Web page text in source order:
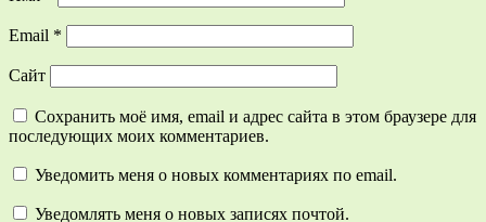
Email *
Сайт
Сохранить моё имя, email и адрес сайта в этом браузере для
последующих моих комментариев.
Уведомить меня о новых комментариях по email.
Уведомлять меня о новых записях почтой.